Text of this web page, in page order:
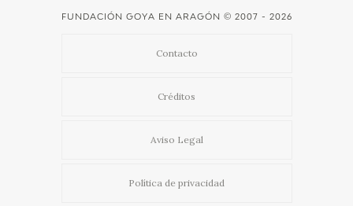
FUNDACIÓN GOYA EN ARAGÓN © 2007 - 2026
Contacto
Créditos
Aviso Legal
Política de privacidad